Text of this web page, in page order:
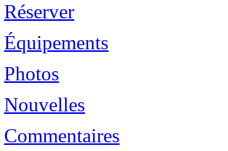
Réserver
Équipements
Photos
Nouvelles
Commentaires